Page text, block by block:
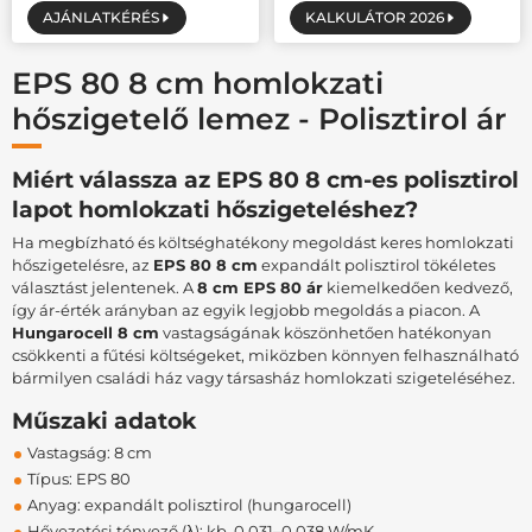
AJÁNLATKÉRÉS KALKULÁTOR 2026
EPS 80 8 cm homlokzati
hőszigetelő lemez - Polisztirol ár
Miért válassza az EPS 80 8 cm-es polisztirol
lapot homlokzati hőszigeteléshez?
Ha megbízható és költséghatékony megoldást keres homlokzati
hőszigetelésre, az EPS 80 8 cm expandált polisztirol tökéletes
választást jelentenek. A8 cm EPS 80 árkiemelkedően kedvező,
így ár-érték arányban az egyik legjobb megoldás a piacon. A
Hungarocell 8 cm vastagságának köszönhetően hatékonyan
csökkenti a fűtési költségeket, miközben könnyen felhasználható
bármilyen családi ház vagy társasház homlokzati szigeteléséhez.
Műszaki adatok
Vastagság: 8 cm
Típus: EPS 80
Anyag: expandált polisztirol (hungarocell)